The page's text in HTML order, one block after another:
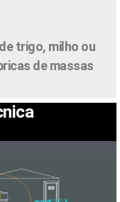
trigo, milho ou
de massas